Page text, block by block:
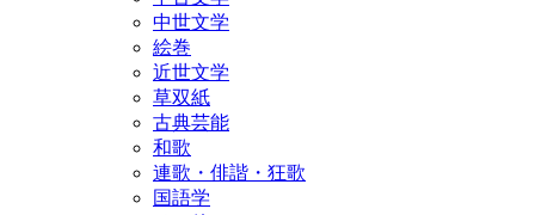
中世文学
絵巻
近世文学
草双紙
古典芸能
和歌
連歌・俳諧・狂歌
国語学